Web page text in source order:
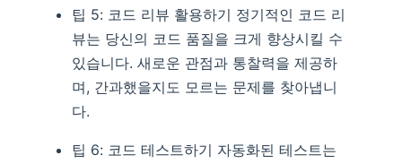
팁 5: 코드 리뷰 활용하기 정기적인 코드 리
뷰는 당신의 코드 품질을 크게 향상시킬 수
있습니다. 새로운 관점과 통찰력을 제공하
며, 간과했을지도 모르는 문제를 찾아냅니
다.
팁 6: 코드 테스트하기 자동화된 테스트는